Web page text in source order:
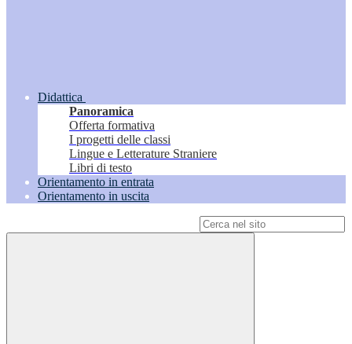
Didattica
Panoramica
Offerta formativa
I progetti delle classi
Lingue e Letterature Straniere
Libri di testo
Orientamento in entrata
Orientamento in uscita